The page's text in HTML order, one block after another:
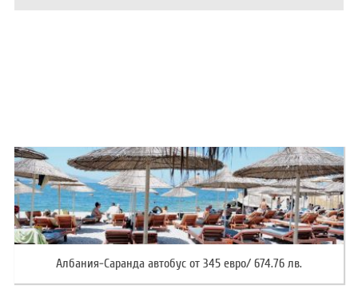
ЗА НАС
КОНТАКТИ
ОБЩИ УСЛОВИЯ ПАКЕТНИ
ПЪТУВАНИЯ
ПОЛИТИКА ЗА ПОВЕРИТЕЛНОСТ
Албания-Саранда автобус от 345 евро/ 674.76 лв.